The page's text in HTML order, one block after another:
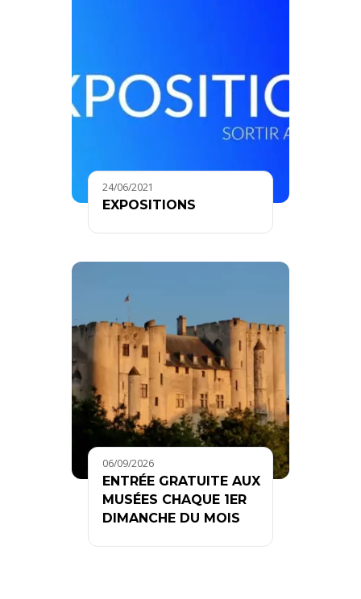
24/06/2021
EXPOSITIONS
06/09/2026
ENTRÉE GRATUITE AUX
MUSÉES CHAQUE 1ER
DIMANCHE DU MOIS